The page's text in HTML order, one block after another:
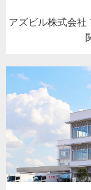
アズビル株式会社